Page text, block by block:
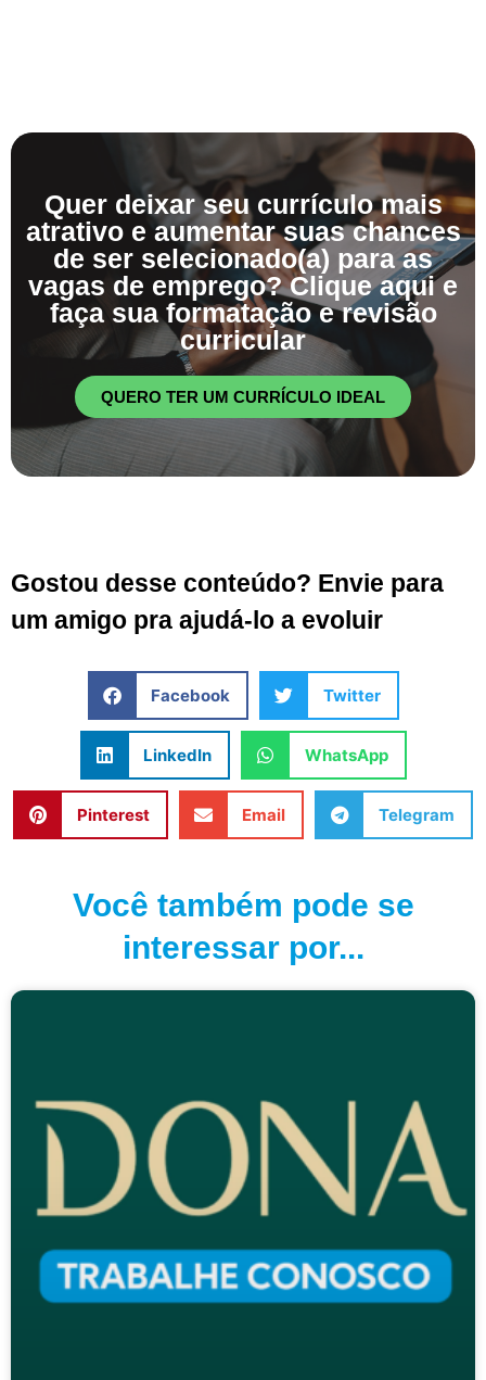
Quer deixar seu currículo mais
atrativo e aumentar suas chances
de ser selecionado(a) para as
vagas de emprego? Clique aqui e
faça sua formatação e revisão
curricular
QUERO TER UM CURRÍCULO IDEAL
Gostou desse conteúdo? Envie para
um amigo pra ajudá-lo a evoluir
Facebook Twitter
LinkedIn WhatsApp
Pinterest Email Telegram
Você também pode se
interessar por...